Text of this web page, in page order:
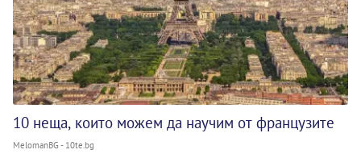
10 неща, които можем да научим от французите
MelomanBG - 10te.bg